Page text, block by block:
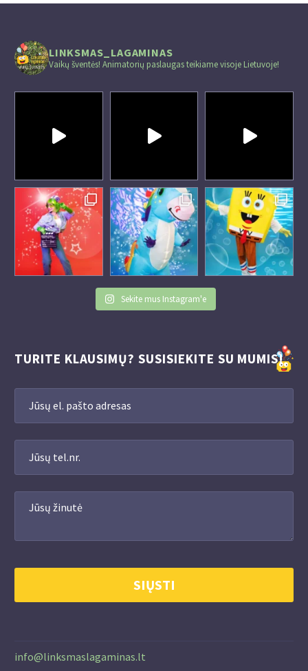
LINKSMAS_LAGAMINAS
Vaikų šventės! Animatorių paslaugas teikiame visoje Lietuvoje!
Sekite mus Instagram'e
TURITE KLAUSIMŲ? SUSISIEKITE SU MUMIS!
info@linksmaslagaminas.lt